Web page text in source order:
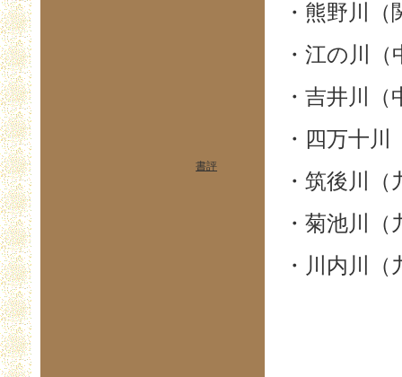
・熊野川（
・江の川（
・吉井川（
・四万十川
・筑後川（
・菊池川（
・川内川（
書評